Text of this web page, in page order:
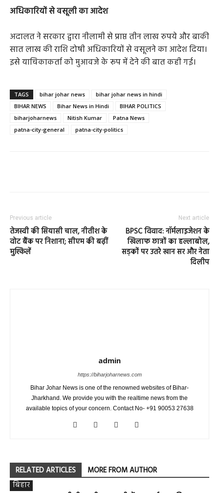
अधिकारियों से वसूली का आदेश
अदालत ने सरकार द्वारा नीलामी से प्राप्त तीन लाख रुपये और बाकी
सात लाख की राशि दोषी अधिकारियों से वसूलने का आदेश दिया।
इसे याचिकाकर्ता को मुआवजे के रूप में देने की बात कही गई।
TAGS bihar johar news
bihar johar news in hindi
BIHAR NEWS
Bihar News in Hindi
BIHAR POLITICS
biharjoharnews
Nitish Kumar
Patna News
patna-city-general
patna-city-politics
Previous article
तेजस्वी की सियासी चाल, नीतीश के
वोट बैंक पर निशाना; सीएम की बढ़ीं
मुश्किलें
Next article
BPSC विवाद: नॉर्मलाइजेशन के
खिलाफ छात्रों का हल्लाबोल,
सड़कों पर उतरे खान सर और नेता
दिलीप
admin
https://biharjoharnews.com
Bihar Johar News is one of the renowned websites of Bihar-
Jharkhand. We provide you with the realtime news from the
available topics of your concern. Contact No- +91 90053 27638
RELATED ARTICLES
MORE FROM AUTHOR
बिहार